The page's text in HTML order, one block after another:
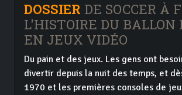
DOSSIER DE SOCCER À
L'HISTOIRE DU BALLON
EN JEUX VIDÉO
Du pain et des jeux. Les gens ont
divertir depuis la nuit des temps, et
1970 et les premières consoles de